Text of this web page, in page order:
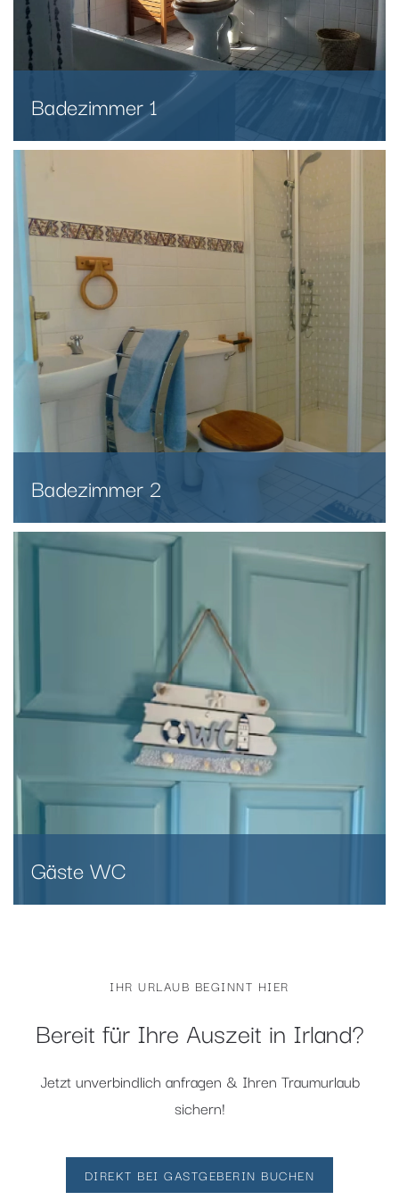
Badezimmer 1
Badezimmer 2
Gäste WC
IHR URLAUB BEGINNT HIER
Bereit für Ihre Auszeit in Irland?
Jetzt unverbindlich anfragen & Ihren Traumurlaub
sichern!
DIREKT BEI GASTGEBERIN BUCHEN